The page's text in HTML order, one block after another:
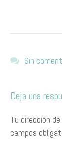
Sin
Deja una
Tu dirección
campos